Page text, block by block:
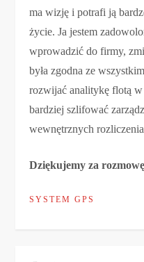
ma wizję i potrafi ją
życie. Ja jestem
wprowadzić do firmy,
była zgodna ze
rozwijać analitykę flotą
bardziej szlifować
wewnętrznych
Dziękujemy za
SYSTEM GPS